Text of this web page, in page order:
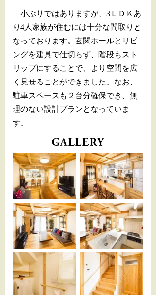
小ぶりではありますが、3ＬＤＫあ
り4人家族が住むには十分な間取りと
なっております。玄関ホールとリビ
ングを建具で仕切らず、階段もスト
リップにすることで、より空間を広
く見せることができました。なお、
駐車スペースも２台分確保でき、無
理のない設計プランとなっていま
す。